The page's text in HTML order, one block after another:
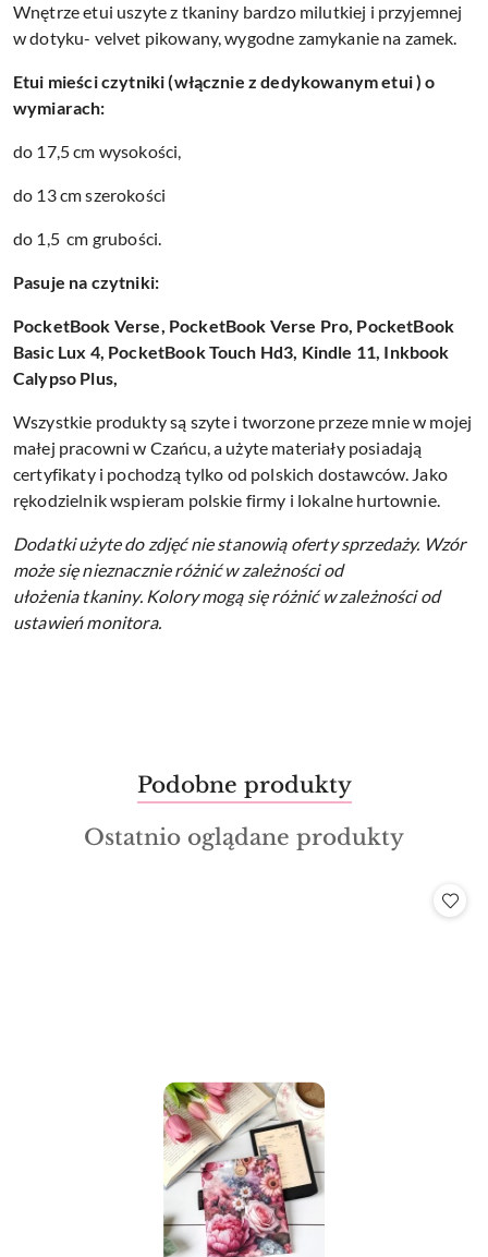
Wnętrze etui uszyte z tkaniny bardzo milutkiej i przyjemnej
w dotyku- velvet pikowany, wygodne zamykanie na zamek.
Etui mieści czytniki (włącznie z dedykowanym etui ) o
wymiarach:
do 17,5 cm wysokości,
do 13 cm szerokości
do 1,5 cm grubości.
Pasuje na czytniki:
PocketBook Verse, PocketBook Verse Pro, PocketBook
Basic Lux 4, PocketBook Touch Hd3, Kindle 11, Inkbook
Calypso Plus,
Wszystkie produkty są szyte i tworzone przeze mnie w mojej
małej pracowni w Czańcu, a użyte materiały posiadają
certyfikaty i pochodzą tylko od polskich dostawców. Jako
rękodzielnik wspieram polskie firmy i lokalne hurtownie.
Dodatki użyte do zdjęć nie stanowią oferty sprzedaży. Wzór
może się nieznacznie różnić w zależności od
ułożenia tkaniny. Kolory mogą się różnić w zależności od
ustawień monitora.
Pomiń karuzelę produktów
Produkty
o
statusie:
Podobne produkty
Produkty
Ostatnio oglądane produkty